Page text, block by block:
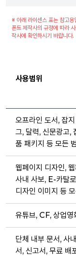
※ 아래 라이센스 표는 참고용
폰트 제작사의 규정에 따라
작사에 확인하시기 바랍니다.
사용범위
오프라인 도서, 잡
그, 달력, 신문광고,
품 패키지 등 모든
웹페이지 디자인,
사내 사보, E-카탈
디자인 이미지 등
유튜브, CF, 상업영
단체 내부 문서, 사
서, 신고서, 무료 배